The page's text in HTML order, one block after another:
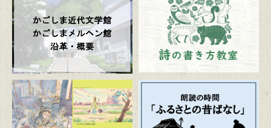
かごしま近代文学館特別企画展 「漫画家生活30周
年 こうの史代展 鳥がとび、ウサギもはねて、花
ゆれて、走ってこけて、長い道のり～かごしまスペ
シャルエディション～」
2026/07/20 トピックス
朗読の時間「ふるさとの昔ばなし」